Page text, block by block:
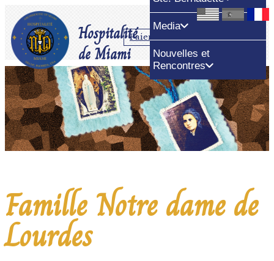
Hospitalité
de Miami
Paiement
Media
Nouvelles et
Rencontres
Famille Notre dame de
Lourdes